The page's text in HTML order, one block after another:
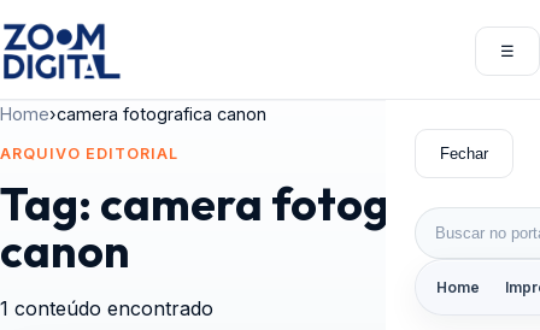
☰
Fechar
Buscar por:
Home
Home›camera fotografica canon
ARQUIVO EDITORIAL
Tag: camera fotografica
canon
1 conteúdo encontrado